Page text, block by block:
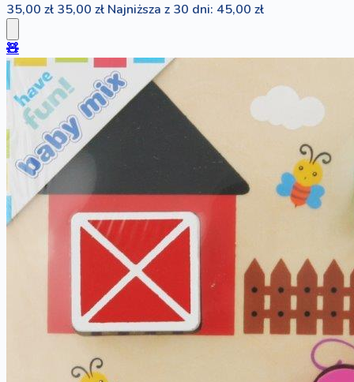
35,00 zł 35,00 zł Najniższa z 30 dni: 45,00 zł
🧸